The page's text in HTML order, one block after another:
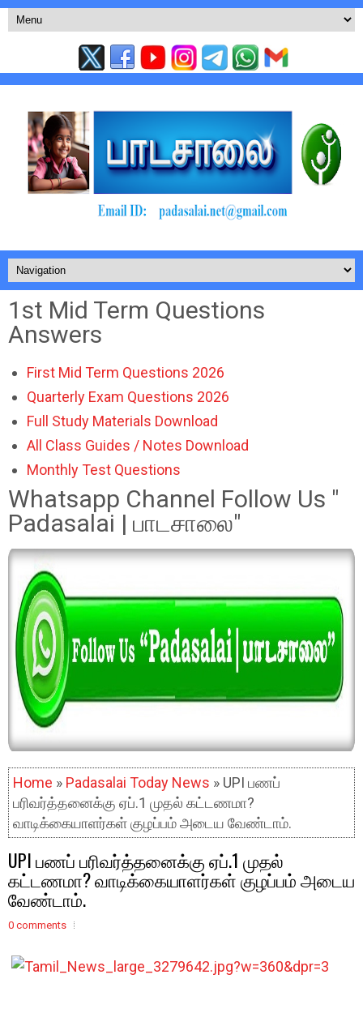
1st Mid Term Questions
Answers
First Mid Term Questions 2026
Quarterly Exam Questions 2026
Full Study Materials Download
All Class Guides / Notes Download
Monthly Test Questions
Whatsapp Channel Follow Us "
Padasalai | பாடசாலை"
Home » Padasalai Today News » UPI பணப்
பரிவர்த்தனைக்கு ஏப்.1 முதல் கட்டணமா?
வாடிக்கையாளர்கள் குழப்பம் அடைய வேண்டாம்.
UPI பணப் பரிவர்த்தனைக்கு ஏப்.1 முதல்
கட்டணமா? வாடிக்கையாளர்கள் குழப்பம் அடைய
வேண்டாம்.
0 comments